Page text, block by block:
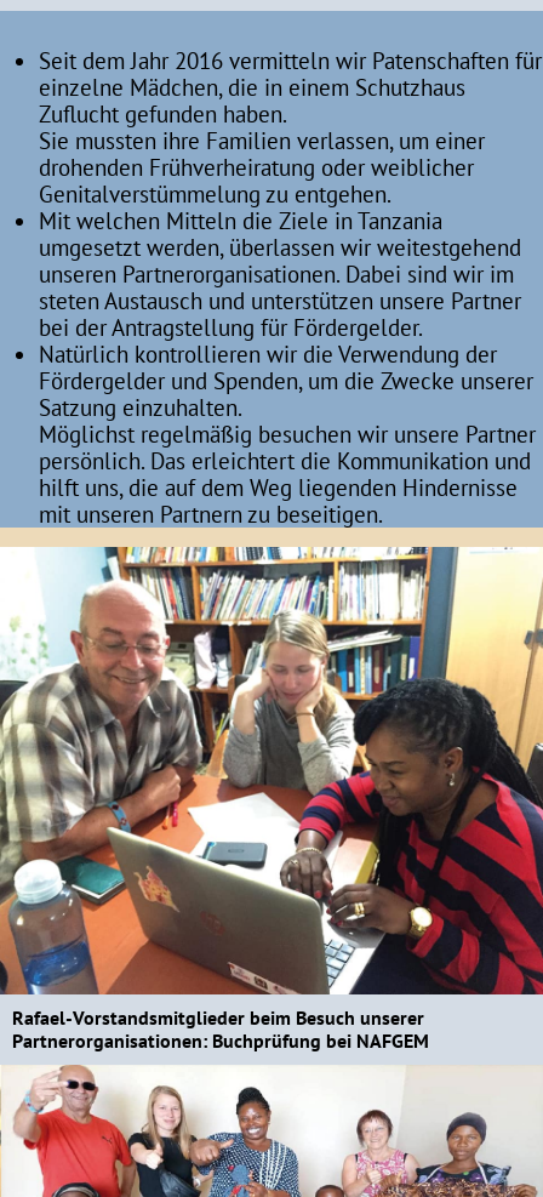
Seit dem Jahr 2016 vermitteln wir Patenschaften für
einzelne Mädchen, die in einem Schutzhaus
Zuflucht gefunden haben.
Sie mussten ihre Familien verlassen, um einer
drohenden Frühverheiratung oder weiblicher
Genitalverstümmelung zu entgehen.
Mit welchen Mitteln die Ziele in Tanzania
umgesetzt werden, überlassen wir weitestgehend
unseren Partnerorganisationen. Dabei sind wir im
steten Austausch und unterstützen unsere Partner
bei der Antragstellung für Fördergelder.
Natürlich kontrollieren wir die Verwendung der
Fördergelder und Spenden, um die Zwecke unserer
Satzung einzuhalten.
Möglichst regelmäßig besuchen wir unsere Partner
persönlich. Das erleichtert die Kommunikation und
hilft uns, die auf dem Weg liegenden Hindernisse
mit unseren Partnern zu beseitigen.
Rafael-Vorstandsmitglieder beim Besuch unserer
Partnerorganisationen: Buchprüfung bei NAFGEM